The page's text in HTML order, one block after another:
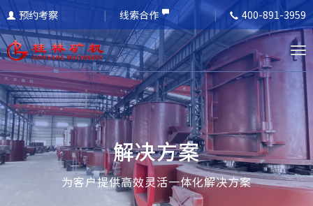
预约考察 线索合作 400-891-3959
T
o
g
g
e
n
a
解决方案
为客户提供高效灵活一体化解决方案